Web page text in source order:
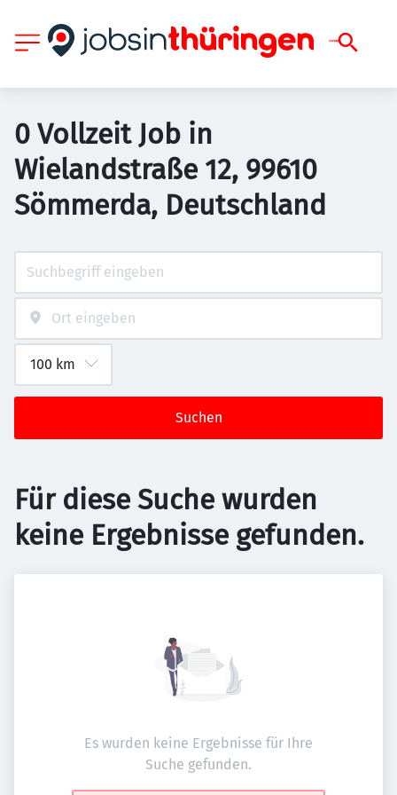
0 Vollzeit Job in
Wielandstraße 12, 99610
Sömmerda, Deutschland
Suchen
Für diese Suche wurden
keine Ergebnisse gefunden.
Es wurden keine Ergebnisse für Ihre
Suche gefunden.